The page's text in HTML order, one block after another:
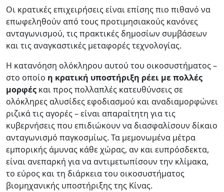
Οι κρατικές επιχειρήσεις είναι επίσης πιο πιθανό να
επωφεληθούν από τους προτιμησιακούς κανόνες
ανταγωνισμού, τις πρακτικές δημοσίων συμβάσεων
και τις αναγκαστικές μεταφορές τεχνολογίας.
Η κατανόηση ολόκληρου αυτού του οικοσυστήματος –
στο οποίο η κρατική υποστήριξη ρέει με πολλές
μορφές και προς πολλαπλές κατευθύνσεις σε
ολόκληρες αλυσίδες εφοδιασμού και αναδιαμορφώνει
ριζικά τις αγορές – είναι απαραίτητη για τις
κυβερνήσεις που επιδιώκουν να διασφαλίσουν δίκαιο
ανταγωνισμό παγκοσμίως. Τα μεμονωμένα μέτρα
εμπορικής άμυνας κάθε χώρας, αν και ευπρόσδεκτα,
είναι ανεπαρκή για να αντιμετωπίσουν την κλίμακα,
το εύρος και τη διάρκεια του οικοσυστήματος
βιομηχανικής υποστήριξης της Κίνας.